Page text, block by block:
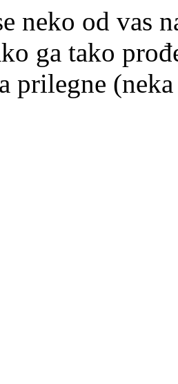
neko od vas
ga tako
prilegne